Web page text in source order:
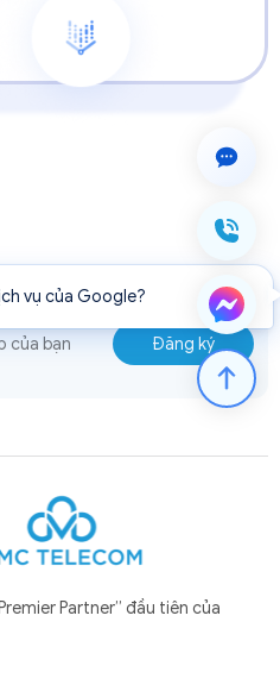
giá của CMC Telecom.
Partner” đầu tiên của
vụ của Google?